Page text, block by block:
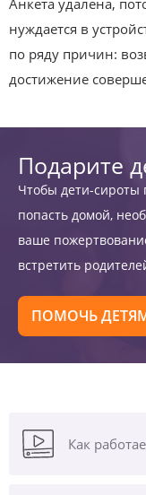
Анкета удалена,
нуждается в
по ряду причин:
достижение
Подарите
Чтобы дети-сироты
попасть домой,
ваше
встретить
ПОМОЧЬ
Как